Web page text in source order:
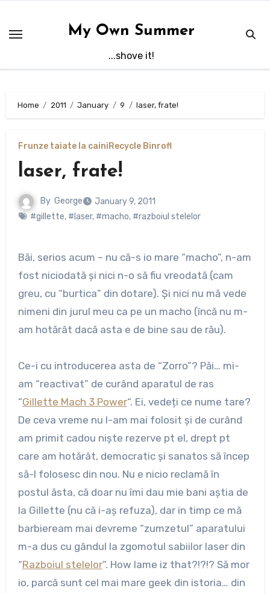
content
My Own Summer
...shove it!
Home 2011 January 9 laser, frate!
Frunze taiate la caini Recycle Binrofl
laser, frate!
By George
January 9, 2011
#gillette, #laser, #macho, #razboiul stelelor
Băi, serios acum – nu că-s io mare “macho”, n-am
fost niciodată și nici n-o să fiu vreodată (cam
greu, cu “burtica” din dotare). Și nici nu mă vede
nimeni din jurul meu ca pe un macho (încă nu m-
am hotărât dacă asta e de bine sau de rău).
Ce-i cu introducerea asta de “Zorro”? Păi… mi-
am “reactivat” de curând aparatul de ras
“Gillette Mach 3 Power“. Ei, vedeți ce nume tare?
De ceva vreme nu l-am mai folosit și de curând
am primit cadou niște rezerve pt el, drept pt
care am hotărât, democratic și sanatos să încep
să-l folosesc din nou. Nu e nicio reclamă în
postul ăsta, că doar nu îmi dau mie bani aștia de
la Gillette (nu că i-aș refuza), dar in timp ce mă
barbieream mai devreme “zumzetul” aparatului
m-a dus cu gândul la zgomotul sabiilor laser din
“Razboiul stelelor“. How lame iz that?!?!? Să mor
io, parcă sunt cel mai mare geek din istoria… din